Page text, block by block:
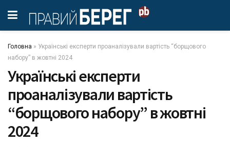
Головна » Українські експерти проаналізували вартість “борщового
набору” в жовтні 2024
Українські експерти
проаналізували вартість
“борщового набору” в жовтні
2024